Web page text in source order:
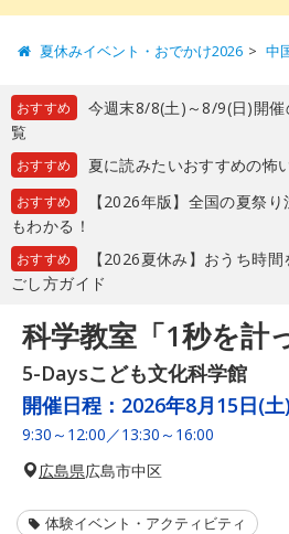
夏休みイベント・おでかけ2026 中
おすすめ
今週末8/8(土)～8/9(日)開
覧
おすすめ 夏に読みたいおすすめの怖
おすすめ
【2026年版】全国の夏祭
もわかる！
おすすめ
【2026夏休み】おうち時
ごし方ガイド
科学教室「1秒を計
5-Daysこども文化科学館
開催日程： 2026年8月15日(土
9:30～12:00／13:30～16:00
広島県広島市中区
体験イベント・アクティビティ